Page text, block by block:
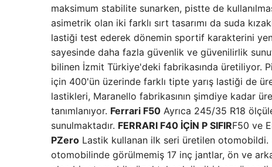
maksimum stabilite sunarken, pistte de
asimetrik olan iki farklı sırt tasarımı da suda
lastiği test ederek dönemin sportif karakterini
sayesinde daha fazla güvenlik ve güvenilirlik
bilinen İzmit Türkiye'deki fabrikasında üretiliyor.
için 400'ün üzerinde farklı tipte yarış lastiği de
lastikleri, Maranello fabrikasının şimdiye kadar
tanımlanıyor. Ferrari F50 Ayrıca 245/35 R18
sunulmaktadır. FERRARI F40 İÇİN P SIFIRF50 ve
PZero Lastik kullanan ilk seri üretilen
otomobilinde görülmemiş 17 inç jantlar, ön ve